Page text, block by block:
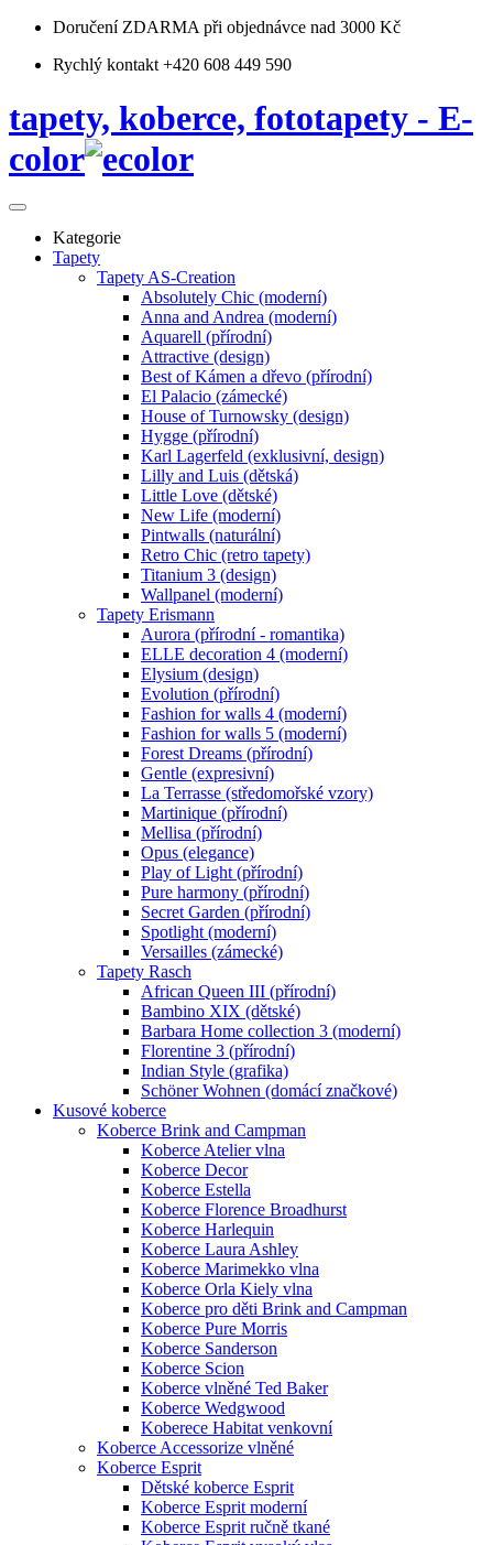
Doručení ZDARMA při objednávce nad 3000 Kč
Rychlý kontakt +420 608 449 590
tapety, koberce, fototapety - E-
color
Kategorie
Tapety
Tapety AS-Creation
Absolutely Chic (moderní)
Anna and Andrea (moderní)
Aquarell (přírodní)
Attractive (design)
Best of Kámen a dřevo (přírodní)
El Palacio (zámecké)
House of Turnowsky (design)
Hygge (přírodní)
Karl Lagerfeld (exklusivní, design)
Lilly and Luis (dětská)
Little Love (dětské)
New Life (moderní)
Pintwalls (naturální)
Retro Chic (retro tapety)
Titanium 3 (design)
Wallpanel (moderní)
Tapety Erismann
Aurora (přírodní - romantika)
ELLE decoration 4 (moderní)
Elysium (design)
Evolution (přírodní)
Fashion for walls 4 (moderní)
Fashion for walls 5 (moderní)
Forest Dreams (přírodní)
Gentle (expresivní)
La Terrasse (středomořské vzory)
Martinique (přírodní)
Mellisa (přírodní)
Opus (elegance)
Play of Light (přírodní)
Pure harmony (přírodní)
Secret Garden (přírodní)
Spotlight (moderní)
Versailles (zámecké)
Tapety Rasch
African Queen III (přírodní)
Bambino XIX (dětské)
Barbara Home collection 3 (moderní)
Florentine 3 (přírodní)
Indian Style (grafika)
Schöner Wohnen (domácí značkové)
Kusové koberce
Koberce Brink and Campman
Koberce Atelier vlna
Koberce Decor
Koberce Estella
Koberce Florence Broadhurst
Koberce Harlequin
Koberce Laura Ashley
Koberce Marimekko vlna
Koberce Orla Kiely vlna
Koberce pro děti Brink and Campman
Koberce Pure Morris
Koberce Sanderson
Koberce Scion
Koberce vlněné Ted Baker
Koberce Wedgwood
Koberece Habitat venkovní
Koberce Accessorize vlněné
Koberce Esprit
Dětské koberce Esprit
Koberce Esprit moderní
Koberce Esprit ručně tkané